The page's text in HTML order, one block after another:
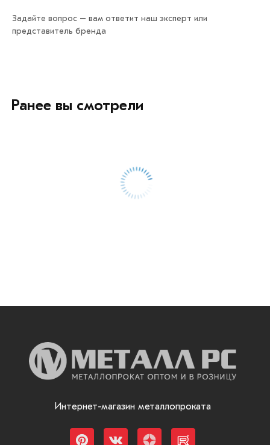
Задайте вопрос – вам ответит наш эксперт или
представитель бренда
Ранее вы смотрели
Интернет-магазин металлопроката